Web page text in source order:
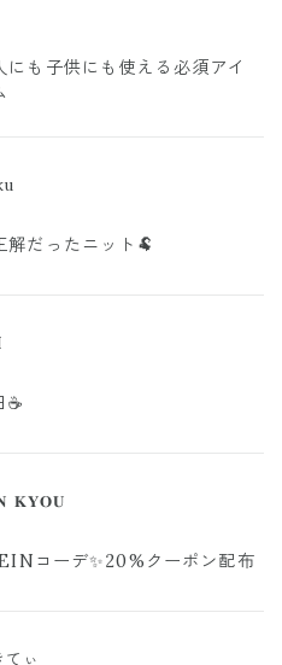
にも子供にも使える必須アイ
解だったニット🐏
☕️
𝐊𝐘𝐎𝐔
コーデ✨20%クーポン配布
てぃ